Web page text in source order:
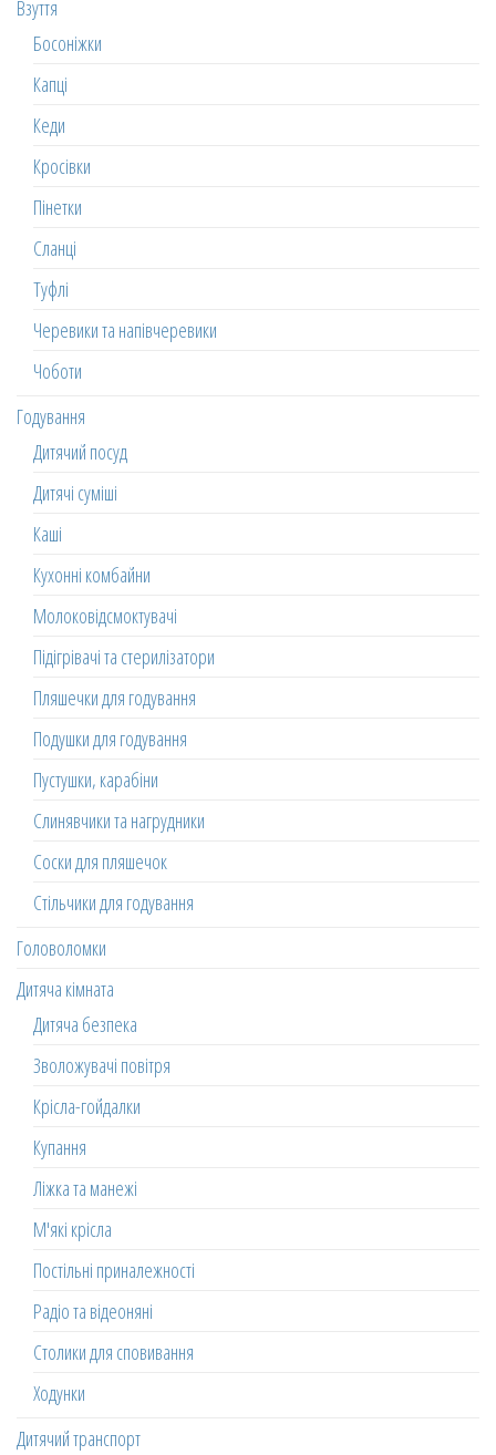
Взуття
Босоніжки
Капці
Кеди
Кросівки
Пінетки
Сланці
Туфлі
Черевики та напівчеревики
Чоботи
Годування
Дитячий посуд
Дитячі суміші
Каші
Кухонні комбайни
Молоковідсмоктувачі
Підігрівачі та стерилізатори
Пляшечки для годування
Подушки для годування
Пустушки, карабіни
Слинявчики та нагрудники
Соски для пляшечок
Стільчики для годування
Головоломки
Дитяча кімната
Дитяча безпека
Зволожувачі повітря
Крісла-гойдалки
Купання
Ліжка та манежі
М'які крісла
Постільні приналежності
Радіо та відеоняні
Столики для сповивання
Ходунки
Дитячий транспорт